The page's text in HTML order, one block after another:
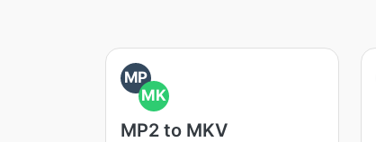
MP
MK
MP2 to MKV